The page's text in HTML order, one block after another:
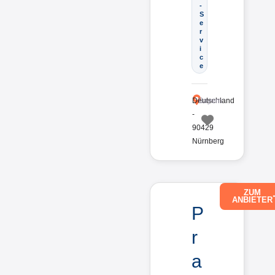
-
S
e
r
v
i
c
e
Deutschland
-
90429
Nürnberg
Bayern
Favorit
P
r
a
ZUM
ANBIETER